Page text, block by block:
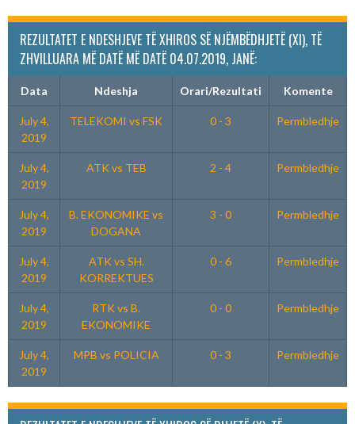
REZULTATET E NDESHJEVE TË XHIROS SË NJËMBËDHJETË (XI), TË
ZHVILLUARA MË DATË MË DATË 04.07.2019, JANË:
Data Ndeshja Orari/Rezultati Komente
July 4,
2019
TELEKOMI vs FSK 0 - 3 Permbledhje
July 4,
2019
ATK vs TEB 2 - 4 Permbledhje
July 4,
2019
B. EKONOMIKE vs
DOGANA
3 - 0 Permbledhje
July 4,
2019
ATK vs SH.
KORREKTUES
0 - 6 Permbledhje
July 4,
2019
RTK vs B.
EKONOMIKE
0 - 0 Permbledhje
July 4,
2019
MPB vs POLICIA 0 - 3 Permbledhje